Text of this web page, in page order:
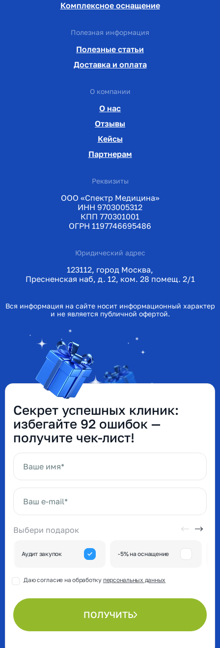
Комплексное оснащение
Полезная информация
Полезные статьи
Доставка и оплата
О компании
О нас
Отзывы
Кейсы
Партнерам
Реквизиты
ООО «Спектр Медицина»
ИНН 9703005312
КПП 770301001
ОГРН 1197746695486
Юридический адрес
123112, город Москва,
Пресненская наб, д. 12, ком. 28 помещ. 2/1
Вся информация на сайте носит информационный характер
и не является публичной офертой.
Секрет успешных клиник:
избегайте 92 ошибок —
получите чек-лист!
Выбери подарок
Аудит закупок -5% на оснащение
Даю согласие на обработку персональных данных
ПОЛУЧИТЬ